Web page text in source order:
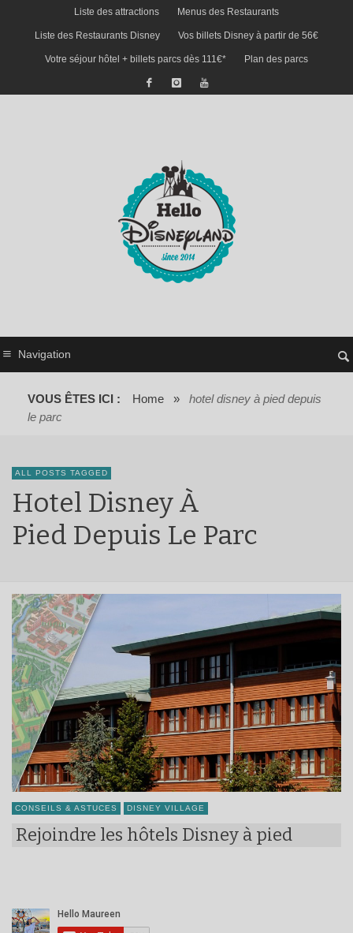
Liste des attractions Menus des Restaurants
Liste des Restaurants Disney Vos billets Disney à partir de 56€
Votre séjour hôtel + billets parcs dès 111€* Plan des parcs
Navigation
VOUS ÊTES ICI : Home »
hotel disney à pied depuis
le parc
ALL POSTS TAGGED
Hotel Disney À
Pied Depuis Le Parc
CONSEILS & ASTUCES DISNEY VILLAGE
Rejoindre les hôtels Disney à pied